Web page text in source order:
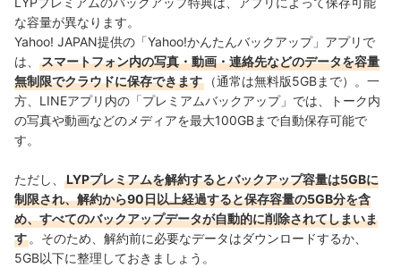
な容量が異なります。
Yahoo! JAPAN提供の「Yahoo!かんたんバックアップ」アプリで
は、
スマートフォン内の写真・動画・連絡先などのデータを容量
無制限でクラウドに保存できます
（通常は無料版5GBまで）。一
方、LINEアプリ内の「プレミアムバックアップ」では、トーク内
の写真や動画などのメディアを最大100GBまで自動保存可能で
す。
ただし、
LYPプレミアムを解約するとバックアップ容量は5GBに
制限され、解約から90日以上経過すると保存容量の5GB分を含
め、すべてのバックアップデータが自動的に削除されてしまいま
す。そのため、解約前に必要なデータはダウンロードするか、
5GB以下に整理しておきましょう。